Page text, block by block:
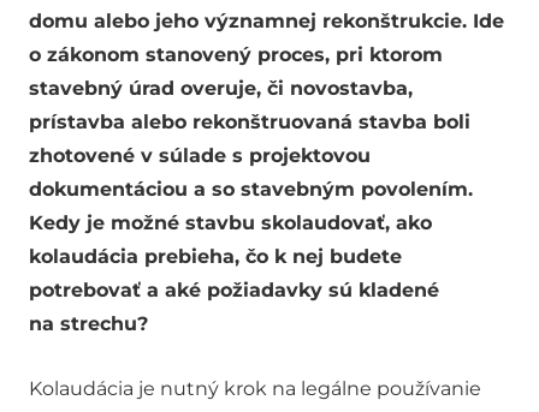
domu alebo jeho významnej rekonštrukcie. Ide
o zákonom stanovený proces, pri ktorom
stavebný úrad overuje, či novostavba,
prístavba alebo rekonštruovaná stavba boli
zhotovené v súlade s projektovou
dokumentáciou a so stavebným povolením.
Kedy je možné stavbu skolaudovať, ako
kolaudácia prebieha, čo k nej budete
potrebovať a aké požiadavky sú kladené
na strechu?
Kolaudácia je nutný krok na legálne používanie